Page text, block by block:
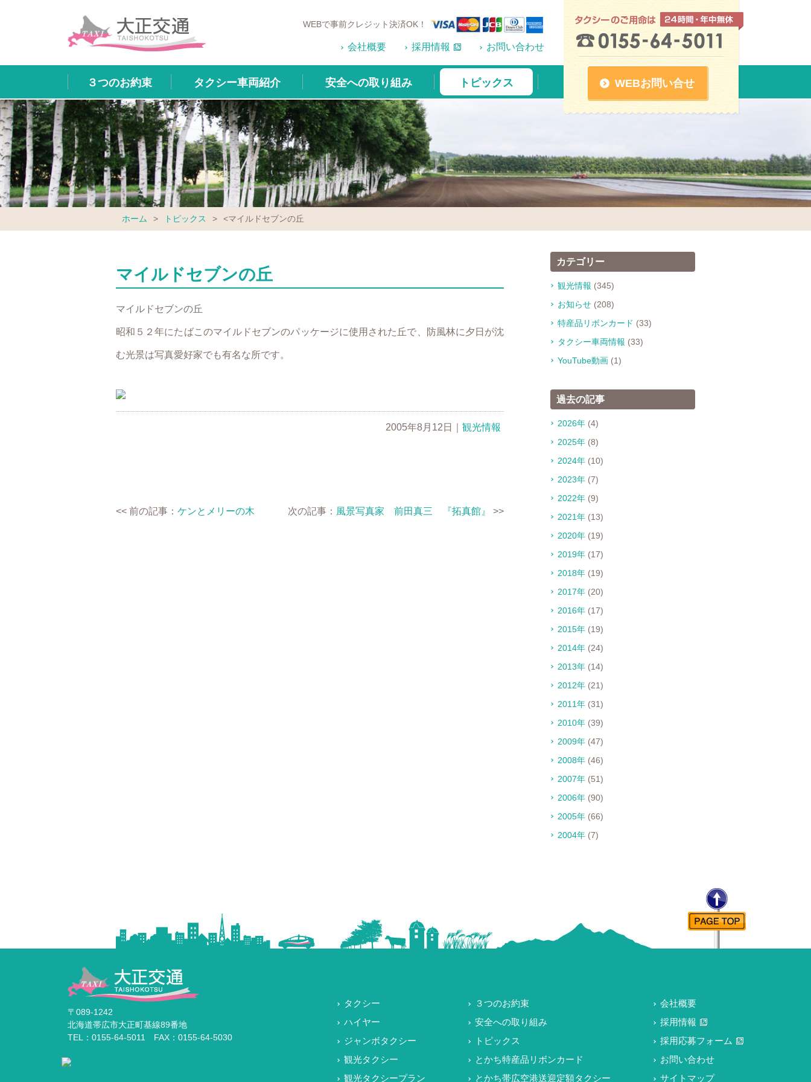
WEBお問い合せ
WEBで事前クレジット決済OK！
お問い合わせ
採用情報
会社概要
３つのお約束 タクシー車両紹介 安全への取り組み トピックス
ホーム > トピックス > <マイルドセブンの丘
マイルドセブンの丘
マイルドセブンの丘
昭和５２年にたばこのマイルドセブンのパッケージに使用された丘で、防風林に夕日が沈
む光景は写真愛好家でも有名な所です。
2005年8月12日 ｜観光情報
次の記事： 風景写真家 前田真三 『拓真館』 >>
<< 前の記事： ケンとメリーの木
カテゴリー
観光情報 (345)
お知らせ (208)
特産品リボンカード (33)
タクシー車両情報 (33)
YouTube動画 (1)
過去の記事
2026年 (4)
2025年 (8)
2024年 (10)
2023年 (7)
2022年 (9)
2021年 (13)
2020年 (19)
2019年 (17)
2018年 (19)
2017年 (20)
2016年 (17)
2015年 (19)
2014年 (24)
2013年 (14)
2012年 (21)
2011年 (31)
2010年 (39)
2009年 (47)
2008年 (46)
2007年 (51)
2006年 (90)
2005年 (66)
2004年 (7)
〒089-1242
北海道帯広市大正町基線89番地
TEL：0155-64-5011 FAX：0155-64-5030
タクシー
ハイヤー
ジャンボタクシー
観光タクシー
観光タクシープラン
３つのお約束
安全への取り組み
トピックス
とかち特産品リボンカード
とかち帯広空港送迎定額タクシー
会社概要
採用情報
採用応募フォーム
お問い合わせ
サイトマップ